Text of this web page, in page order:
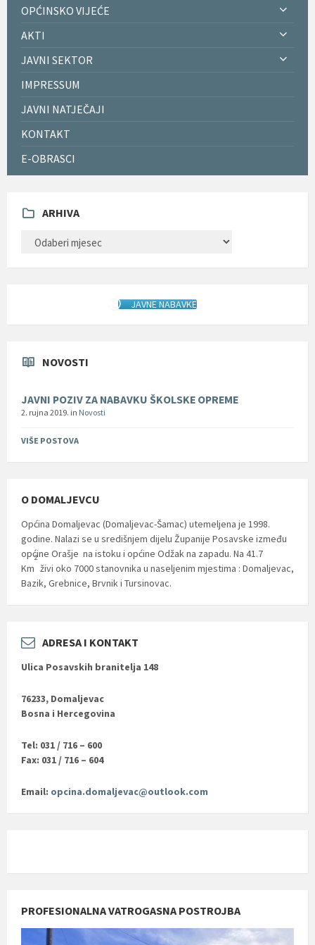
OPĆINSKO VIJEĆE
AKTI
JAVNI SEKTOR
IMPRESSUM
JAVNI NATJEČAJI
KONTAKT
E-OBRASCI
ARHIVA
JAVNE NABAVKE
NOVOSTI
JAVNI POZIV ZA NABAVKU ŠKOLSKE OPREME
2. rujna 2019. in Novosti
VIŠE POSTOVA
O DOMALJEVCU
Općina Domaljevac (Domaljevac-Šamac) utemeljena je 1998.
godine. Nalazi se u središnjem dijelu Županije Posavske između
općine Orašje na istoku i općine Odžak na zapadu. Na 41.7
Km
2
živi oko 7000 stanovnika u naseljenim mjestima : Domaljevac,
Bazik, Grebnice, Brvnik i Tursinovac.
ADRESA I KONTAKT
Ulica Posavskih branitelja 148
76233, Domaljevac
Bosna i Hercegovina
Tel: 031 / 716 – 600
Fax: 031 / 716 – 604
Email: opcina.domaljevac@outlook.com
PROFESIONALNA VATROGASNA POSTROJBA